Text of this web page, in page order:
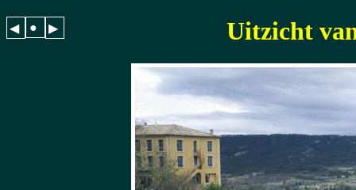
◀ ● ▶ Uitzicht